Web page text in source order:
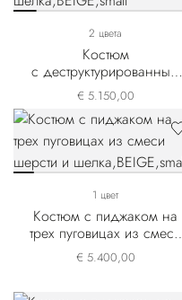
2 цвета
Костюм
с деструктурированным
пиджаком на двух
пуговицах изо льна и
шелка
€ 5.150,00
1 цвет
Костюм с пиджаком на
трех пуговицах из смеси
шерсти и шелка
€ 5.400,00